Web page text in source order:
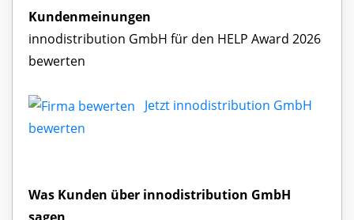
Kundenmeinungen
innodistribution GmbH für den HELP Award 2026
bewerten
Jetzt innodistribution GmbH
bewerten
Was Kunden über innodistribution GmbH